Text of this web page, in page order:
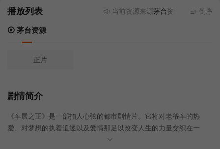
播放列表 当前资源来源茅台资源 - 无需安装任
倒序
茅台资源
正片
剧情简介
《车展之王》是一部扣人心弦的都市剧情片。它将对老爷车的热
爱、对梦想的执着追逐以及爱情那足以改变人生的力量交织在一
起。故事以佛罗里达州庞帕诺比奇为背景，为观众呈现了一段惊心